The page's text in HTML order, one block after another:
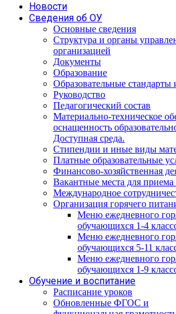
Новости
Сведения об ОУ
Основные сведения
Структура и органы
организацией
Документы
Образование
Образовательные стандарты
Руководство
Педагогический состав
Материально-техническое
оснащенность
Доступная среда.
Стипендии и иные виды
Платные образовательные
Финансово-хозяйственная
Вакантные места для приема
Международное
Организация горячего
Меню ежедневного
обучающихся 1-4
Меню ежедневного
обучающихся 5-11
Меню ежедневного
обучающихся 1-9
Обучение и воспитание
Расписание уроков
Обновленные ФГОС и